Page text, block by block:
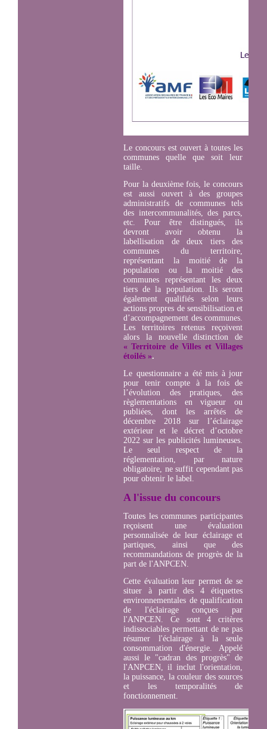
Le concours est ouvert à toutes les
communes quelle que soit leur
taille.
Pour la deuxième fois, le concours
est aussi ouvert à des groupes
administratifs de communes tels
des intercommunalités, des parcs,
etc. Pour être distingués, ils
devront avoir obtenu la
labellisation de deux tiers des
communes du territoire,
représentant la moitié de la
population ou la moitié des
communes représentant les deux
tiers de la population. Ils seront
également qualifiés selon leurs
actions propres de sensibilisation et
d’accompagnement des communes.
Les territoires retenus reçoivent
alors la nouvelle distinction de
« Territoire de Villes et Villages
étoilés ».
Le questionnaire a été mis à jour
pour tenir compte à la fois de
l’évolution des pratiques, des
règlementations en vigueur ou
publiées, dont les arrêtés de
décembre 2018 sur l’éclairage
extérieur et le décret d’octobre
2022 sur les publicités lumineuses.
Le seul respect de la
réglementation, par nature
obligatoire, ne suffit cependant pas
pour obtenir le label.
A l'issue du concours
Toutes les communes participantes
reçoisent une évaluation
personnalisée de leur éclairage et
partiques, ainsi que des
recommandations de progrès de la
part de l'ANPCEN.
Cette évaluation leur permet de se
situer à partir des 4 étiquettes
environnementales de qualification
de l'éclairage conçues par
l'ANPCEN. Ce sont 4 critères
indissociables permettant de ne pas
résumer l'éclairage à la seule
consommation d'énergie. Appelé
aussi le "cadran des progrès" de
l'ANPCEN, il inclut l'orientation,
la puissance, la couleur des sources
et les temporalités de
fonctionnement.